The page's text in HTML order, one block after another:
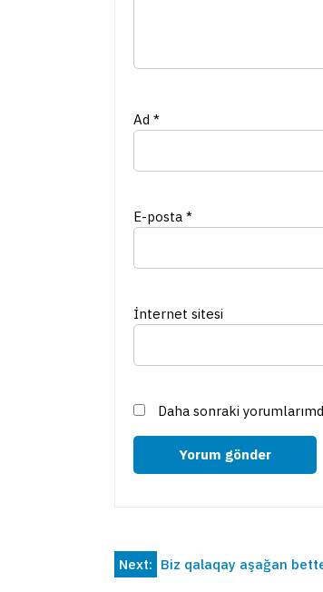
Ad *
E-posta *
İnternet sitesi
Daha sonraki
Yazı
Next: Biz qаlаqаy аşаğаn